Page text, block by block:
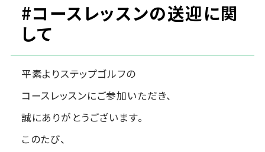
#コースレッスンの送迎に関
して
平素よりステップゴルフの
コースレッスンにご参加いただき、
誠にありがとうございます。
このたび、